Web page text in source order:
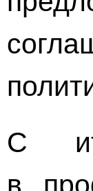
С
в